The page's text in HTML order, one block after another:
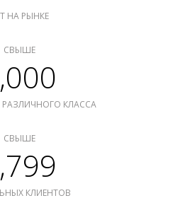
НА РЫНКЕ
СВЫШЕ
КЛАССА
СВЫШЕ
КЛИЕНТОВ